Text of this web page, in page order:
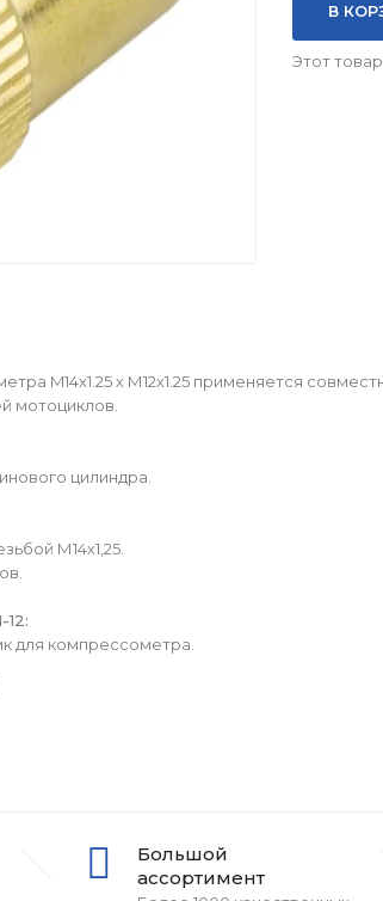
В
Этот
M14x1.25 х М12х1.25 применяется
мотоциклов.
цилиндра.
М14х1,25.
12:
для компрессометра.
Большой
ассортимент